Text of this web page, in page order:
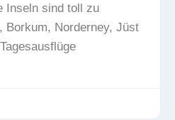
Inseln sind toll zu
Borkum, Norderney, Jüst